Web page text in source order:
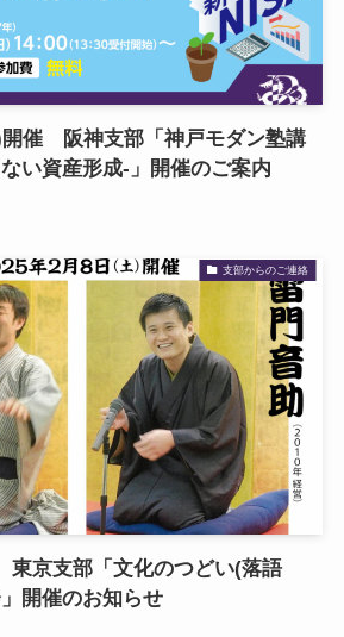
開催 阪神支部「神戸モダン塾講
い資産形成-」開催のご案内
支部からのご連絡
京支部「文化のつどい(落語
開催のお知らせ